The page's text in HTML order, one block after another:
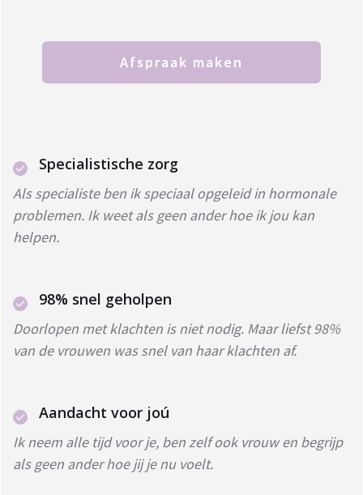
Afspraak maken
Specialistische zorg
Als specialiste ben ik speciaal opgeleid in hormonale
problemen. Ik weet als geen ander hoe ik jou kan
helpen.
98% snel geholpen
Doorlopen met klachten is niet nodig. Maar liefst 98%
van de vrouwen was snel van haar klachten af.
Aandacht voor joú
Ik neem alle tijd voor je, ben zelf ook vrouw en begrijp
als geen ander hoe jij je nu voelt.